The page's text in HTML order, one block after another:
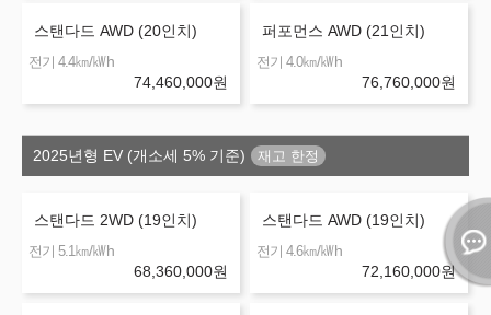
스탠다드 AWD (20인치)
전기 4.4㎞/㎾h
74,460,000원
퍼포먼스 AWD (21인치)
전기 4.0㎞/㎾h
76,760,000원
2025년형 EV (개소세 5% 기준)
스탠다드 2WD (19인치)
전기 5.1㎞/㎾h
68,360,000원
스탠다드 AWD (19인치)
전기 4.6㎞/㎾h
72,160,000원